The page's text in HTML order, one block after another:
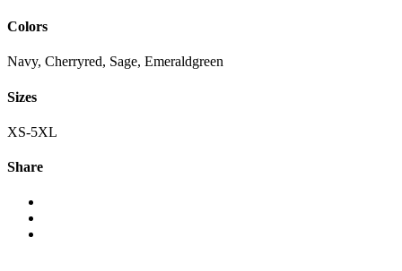
Colors
Navy, Cherryred, Sage, Emeraldgreen
Sizes
XS-5XL
Share